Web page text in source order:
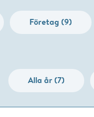
Företag (9)
Alla år (7)